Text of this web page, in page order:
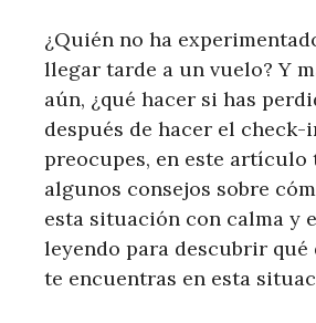
¿Quién no ha
llegar tarde a un vuelo? Y
aún, ¿qué hacer si has
después de hacer el check-
preocupes, en este artículo
algunos consejos sobre
esta situación con calma y
leyendo para descubrir qué
te encuentras en esta